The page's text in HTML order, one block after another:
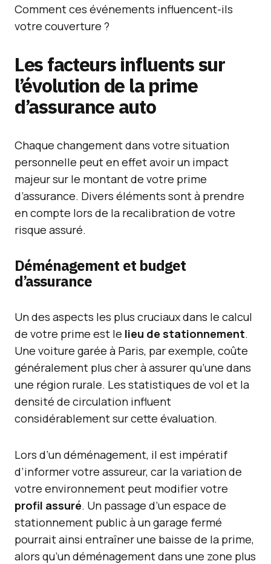
Comment ces événements influencent-ils
votre couverture ?
Les facteurs influents sur
l’évolution de la prime
d’assurance auto
Chaque changement dans votre situation
personnelle peut en effet avoir un impact
majeur sur le montant de votre prime
d’assurance. Divers éléments sont à prendre
en compte lors de la recalibration de votre
risque assuré.
Déménagement et budget
d’assurance
Un des aspects les plus cruciaux dans le calcul
de votre prime est le lieu de stationnement.
Une voiture garée à Paris, par exemple, coûte
généralement plus cher à assurer qu’une dans
une région rurale. Les statistiques de vol et la
densité de circulation influent
considérablement sur cette évaluation.
Lors d’un déménagement, il est impératif
d’informer votre assureur, car la variation de
votre environnement peut modifier votre
profil assuré. Un passage d’un espace de
stationnement public à un garage fermé
pourrait ainsi entraîner une baisse de la prime,
alors qu’un déménagement dans une zone plus